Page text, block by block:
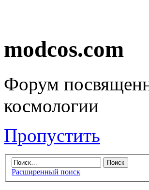
modcos.com
Форум
космологии
Пропустить
Расширенный поиск